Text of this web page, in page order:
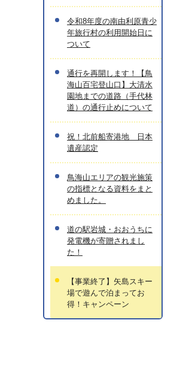
令和8年度の南由利原青少
年旅行村の利用開始日に
ついて
通行を再開します！【鳥
海山百宅登山口】大清水
園地までの道路（手代林
道）の通行止めについて
祝！北前船寄港地 日本
遺産認定
鳥海山エリアの観光施策
の指標となる資料をまと
めました。
道の駅岩城・おおうちに
発電機が寄贈されまし
た！
【事業終了】矢島スキー
場で遊んで泊まってお
得！キャンペーン